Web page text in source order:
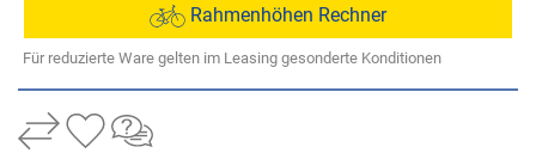
Rahmenhöhen Rechner
Für reduzierte Ware gelten im Leasing gesonderte Konditionen